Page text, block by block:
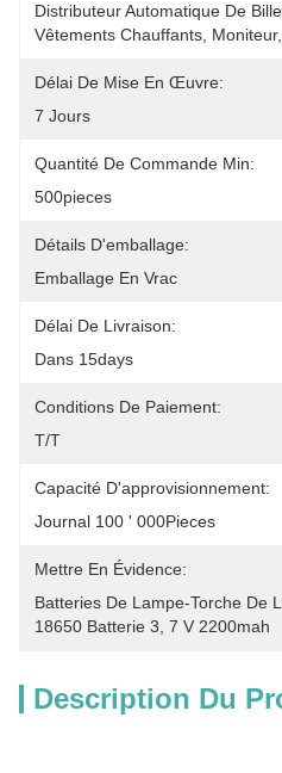
Distributeur Automatique De
Vêtements Chauffants,
Délai De Mise En Œuvre:
7 Jours
Quantité De Commande Min:
500pieces
Détails D'emballage:
Emballage En Vrac
Délai De Livraison:
Dans 15days
Conditions De Paiement:
T/T
Capacité D'approvisionnement:
Journal 100 ' 000Pieces
Mettre En Évidence:
Batteries De Lampe-Torche De
18650 Batterie 3 7 V 2200mah
Description Du